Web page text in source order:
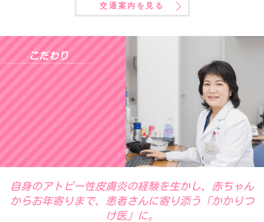
交通案内を見る
自身のアトピー性皮膚炎の経験を生かし、赤ちゃん
からお年寄りまで、患者さんに寄り添う「かかりつ
け医」に。